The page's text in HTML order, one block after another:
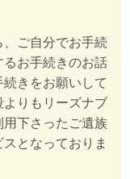
ご自分でお手続
るお手続きのお話
きをお願いして
りもリーズナブ
用下さったご遺族
となっておりま